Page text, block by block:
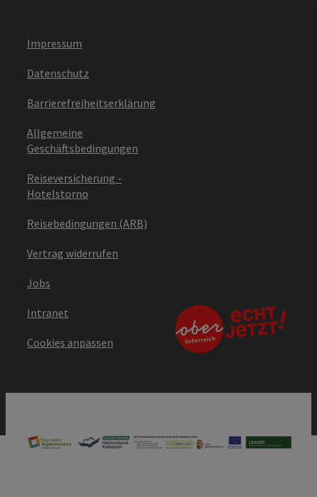
Impressum
Datenschutz
Barrierefreiheitserklärung
Allgemeine
Geschäftsbedingungen
Reiseversicherung -
Hotelstorno
Reisebedingungen (ARB)
Vertrag widerrufen
Jobs
Intranet
Cookies anpassen